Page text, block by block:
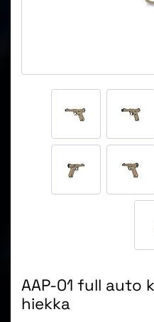
AAP-01 full auto
hiekka